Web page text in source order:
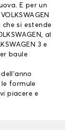
E per un
si estende
, al
3 e
baule
formule
piacere e